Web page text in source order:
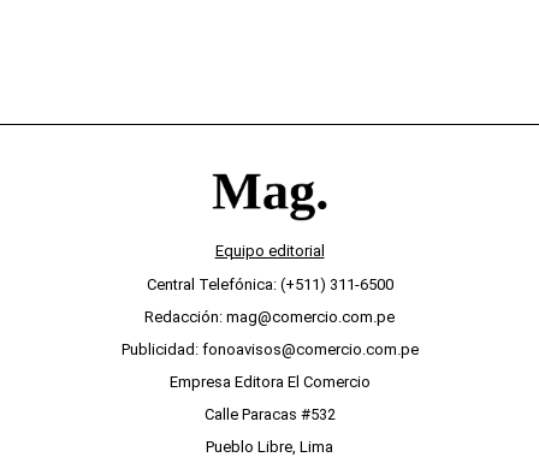
Equipo editorial
Central Telefónica: (+511) 311-6500
Redacción: mag@comercio.com.pe
Publicidad: fonoavisos@comercio.com.pe
Empresa Editora El Comercio
Calle Paracas #532
Pueblo Libre, Lima